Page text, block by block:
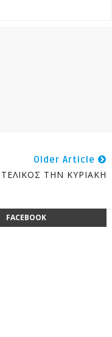
Older Article
ΤΕΛΙΚΟΣ ΤΗΝ ΚΥΡΙΑΚΗ
FACEBOOK